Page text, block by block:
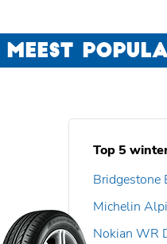
MEEST
Top 5
Bridgestone
Michelin
Nokian WR